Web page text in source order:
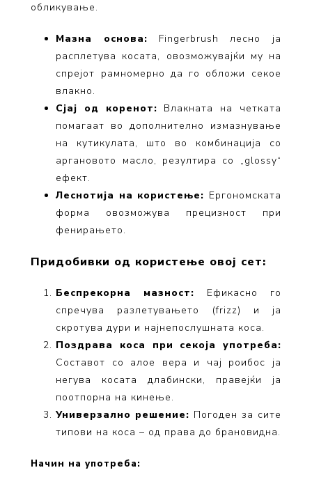
обликување.
Мазна основа: Fingerbrush лесно ја
расплетува косата, овозможувајќи му на
спрејот рамномерно да го обложи секое
влакно.
Сјај од коренот: Влакната на четката
помагаат во дополнително измазнување
на кутикулата, што во комбинација со
аргановото масло, резултира со „glossy“
ефект.
Леснотија на користење: Ергономската
форма овозможува прецизност при
фенирањето.
Придобивки од користење овој сет:
Беспрекорна мазност: Ефикасно го
спречува разлетувањето (frizz) и ја
скротува дури и најнепослушната коса.
Поздрава коса при секоја употреба:
Составот со алое вера и чај роибос ја
негува косата длабински, правејќи ја
поотпорна на кинење.
Универзално решение: Погоден за сите
типови на коса – од права до брановидна.
Начин на употреба: